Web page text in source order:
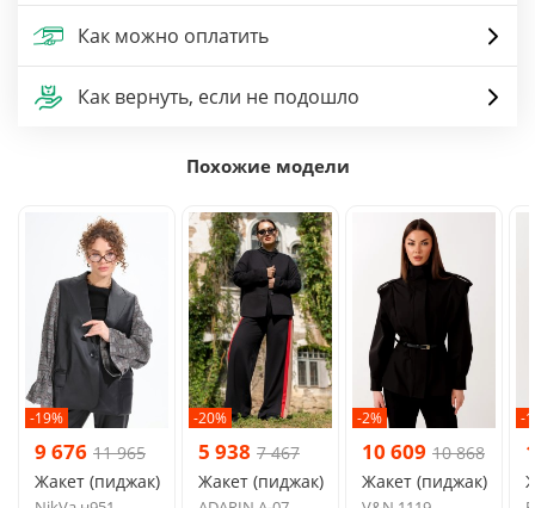
Как можно оплатить
Как вернуть, если не подошло
Похожие модели
-19%
9 676 11 965
Жакет (пиджак)
-20%
5 938 7 467
Жакет (пиджак)
-2%
10 609 10 868
Жакет (пиджак)
-